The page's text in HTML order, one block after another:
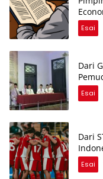
Esai
Dari
Esai
Dari
Esai